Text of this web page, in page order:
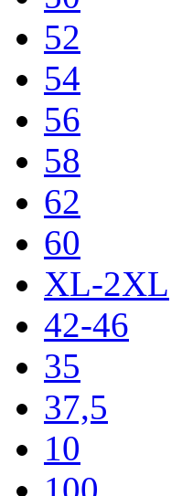
52
54
56
58
62
60
XL-2XL
42-46
35
37,5
10